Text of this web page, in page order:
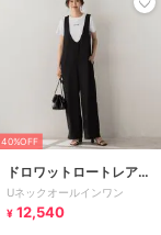
40%OFF
ドロワットロートレアモ
ン
Uネックオールインワン
¥ 12,540